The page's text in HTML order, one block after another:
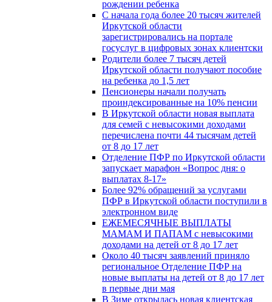
рождении ребенка
С начала года более 20 тысяч жителей
Иркутской области
зарегистрировались на портале
госуслуг в цифровых зонах клиентски
Родители более 7 тысяч детей
Иркутской области получают пособие
на ребенка до 1,5 лет
Пенсионеры начали получать
проиндексированные на 10% пенсии
В Иркутской области новая выплата
для семей с невысокими доходами
перечислена почти 44 тысячам детей
от 8 до 17 лет
Отделение ПФР по Иркутской области
запускает марафон «Вопрос дня: о
выплатах 8-17»
Более 92% обращений за услугами
ПФР в Иркутской области поступили в
электронном виде
ЕЖЕМЕСЯЧНЫЕ ВЫПЛАТЫ
МАМАМ И ПАПАМ с невысокими
доходами на детей от 8 до 17 лет
Около 40 тысяч заявлений приняло
региональное Отделение ПФР на
новые выплаты на детей от 8 до 17 лет
в первые дни мая
В Зиме открылась новая клиентская